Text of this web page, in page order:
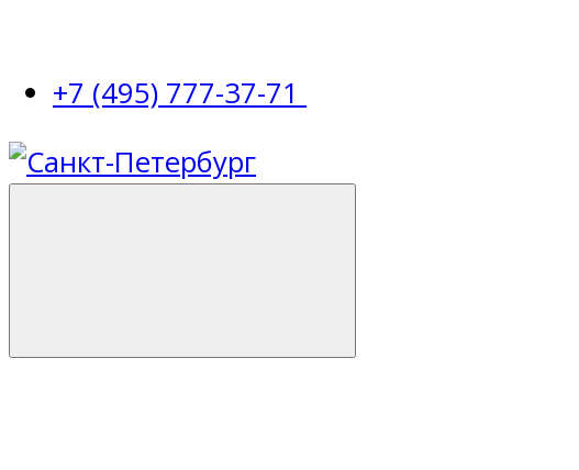
+7 (495) 777-37-71